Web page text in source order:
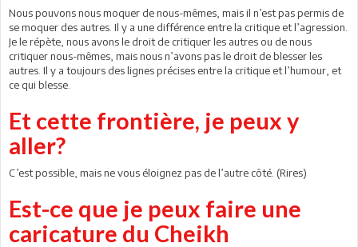
Nous pouvons nous moquer de nous-mêmes, mais il n’est pas permis de
se moquer des autres. Il y a une différence entre la critique et l’agression.
Je le répète, nous avons le droit de critiquer les autres ou de nous
critiquer nous-mêmes, mais nous n’avons pas le droit de blesser les
autres. Il y a toujours des lignes précises entre la critique et l’humour, et
ce qui blesse.
Et cette frontière, je peux y
aller?
C’est possible, mais ne vous éloignez pas de l’autre côté. (Rires)
Est-ce que je peux faire une
caricature du Cheikh